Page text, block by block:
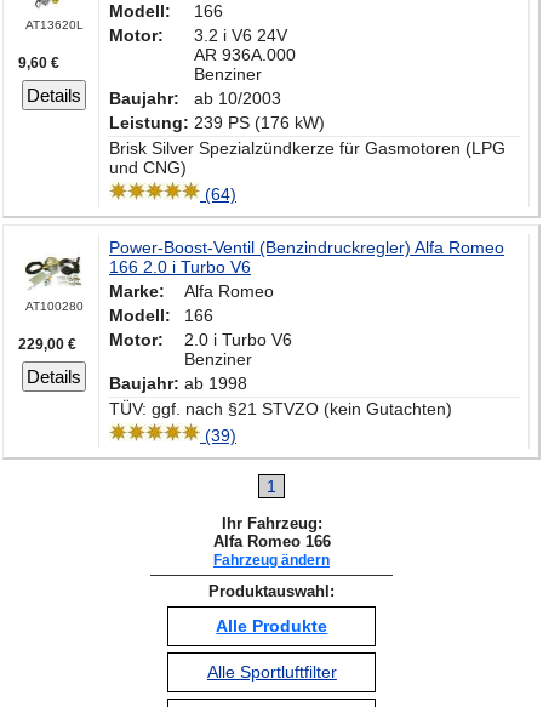
AT13620L
9,60 €
Details
Modell:
166
Motor:
3.2 i V6 24V
AR 936A.000
Benziner
Baujahr:
ab 10/2003
Leistung: 239 PS (176 kW)
Brisk Silver Spezialzündkerze für Gasmotoren (LPG
und CNG)
(64)
AT100280
229,00 €
Details
Power-Boost-Ventil (Benzindruckregler) Alfa Romeo
166 2.0 i Turbo V6
Marke:
Alfa Romeo
Modell:
166
Motor:
2.0 i Turbo V6
Benziner
Baujahr: ab 1998
TÜV: ggf. nach §21 STVZO (kein Gutachten)
(39)
1
Ihr Fahrzeug:
Alfa Romeo 166
Fahrzeug ändern
Produktauswahl:
Alle Produkte
Alle Sportluftfilter